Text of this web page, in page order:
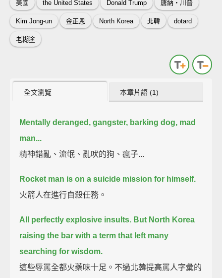
美國 the United States Donald Trump 唐納‧川普
Kim Jong-un 金正恩 North Korea 北韓 dotard
老糊塗
全文瀏覽 本章片語 (1)
Mentally deranged, gangster, barking dog, mad
man...
精神錯亂、流氓、亂吠的狗、瘋子...
Rocket man is on a suicide mission for himself.
火箭人在進行自殺任務。
All perfectly explosive insults. But North Korea
raising the bar with a term that left many
searching for wisdom.
這些辱罵全都火藥味十足。不過北韓提高罵人字彙的